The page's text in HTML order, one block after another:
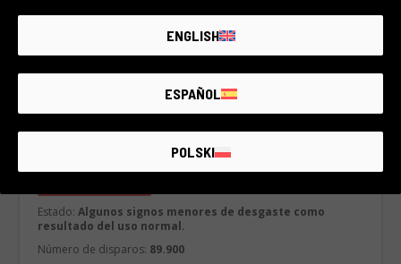
Estado: Algunos signos menores de desgaste como
resultado del uso normal.
Número de disparos: 89.900
ENGLISH
ESPAÑOL
POLSKI